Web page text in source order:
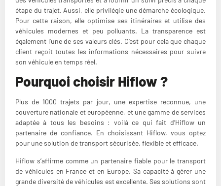
étape du trajet. Aussi, elle privilégie une démarche écologique.
Pour cette raison, elle optimise ses itinéraires et utilise des
véhicules modernes et peu polluants. La transparence est
également l’une de ses valeurs clés. C’est pour cela que chaque
client reçoit toutes les informations nécessaires pour suivre
son véhicule en temps réel.
Pourquoi choisir Hiflow ?
Plus de 1000 trajets par jour, une expertise reconnue, une
couverture nationale et européenne, et une gamme de services
adaptée à tous les besoins : voilà ce qui fait d’Hiflow un
partenaire de confiance. En choisissant Hiflow, vous optez
pour une solution de transport sécurisée, flexible et efficace.
Hiflow s’affirme comme un partenaire fiable pour le transport
de véhicules en France et en Europe. Sa capacité à gérer une
grande diversité de véhicules est excellente. Ses solutions sont